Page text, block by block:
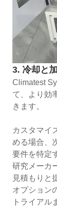
3. 冷却と
Climatest
て、より効
きます。
カスタマイ
める場合、
要件を特定
研究メーカ
見積もりと
オプション
トライアル